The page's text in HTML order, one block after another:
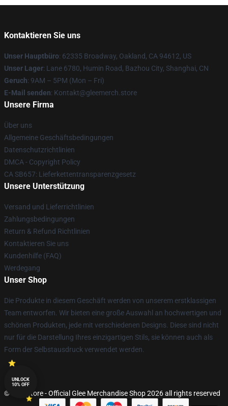
Kontaktieren Sie uns
Unser Hauptbüro: 62335 Broadway, Oakland, CA 94612, US
Unser Lager: Lane 6780, Humin Road, Bazhou City, Shanghai, CN
Geruch: 9AM – 5PM (Mon – Fri)
E-Mail senden: Kontakt@gleemerch.store
Unsere Firma
Über uns
Allgemeine Geschäftsbedingungen
Datenschutzrichtlinien
DMCA - Copyright Policy
CA SB657: Lieferkettentransparenzgesetz
Unsere Unterstützung
Versand und Lieferrichtlinien
Zahlungsbedingungen
Return & Refund Richtlinien
Kontaktieren Sie uns
Kundenhilfe (FAQ)
Werdegang
Unser Shop
Die Produkte in diesem Geschäft werden von unserem erstklassigen
Team entworfen. Wir bieten eine große Auswahl an hochwertigen und
schönen Produkten, jede mit verschiedenen Designs. Diese sind nicht
nur für die Darstellung Ihres einzigartigen Stils, sie können auch als
Form der Selbstausdruck verwendet werden.
© Glee Store - Official Glee Merchandise Shop 2026 all rights reserved
UNLOCK
10% OFF